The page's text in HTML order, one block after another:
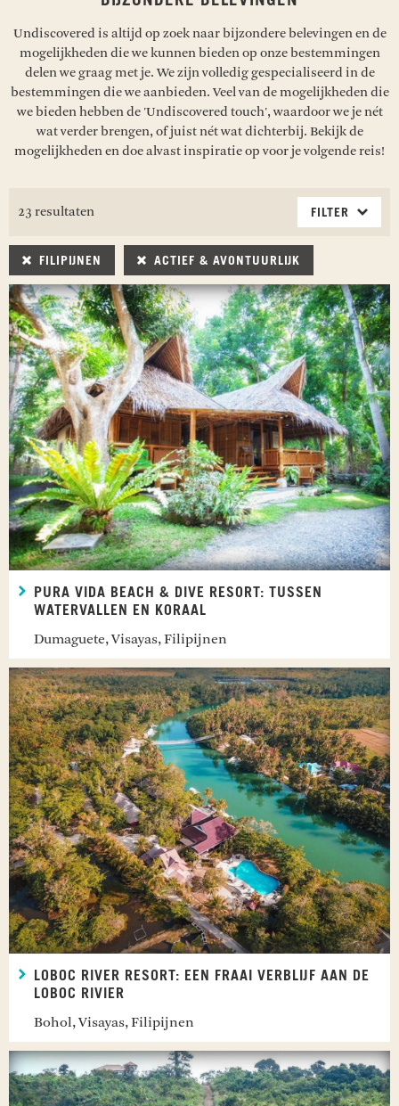
Undiscovered is altijd op zoek naar bijzondere belevingen en de
mogelijkheden die we kunnen bieden op onze bestemmingen
delen we graag met je. We zijn volledig gespecialiseerd in de
bestemmingen die we aanbieden. Veel van de mogelijkheden die
we bieden hebben de 'Undiscovered touch', waardoor we je nét
wat verder brengen, of juist nét wat dichterbij. Bekijk de
mogelijkheden en doe alvast inspiratie op voor je volgende reis!
23 resultaten FILTER
FILIPIJNEN ACTIEF & AVONTUURLIJK
PURA VIDA BEACH & DIVE RESORT: TUSSEN
WATERVALLEN EN KORAAL
Dumaguete, Visayas, Filipijnen
LOBOC RIVER RESORT: EEN FRAAI VERBLIJF AAN DE
LOBOC RIVIER
Bohol, Visayas, Filipijnen